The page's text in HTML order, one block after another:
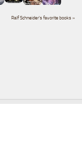
Ralf Schneider's favorite books »